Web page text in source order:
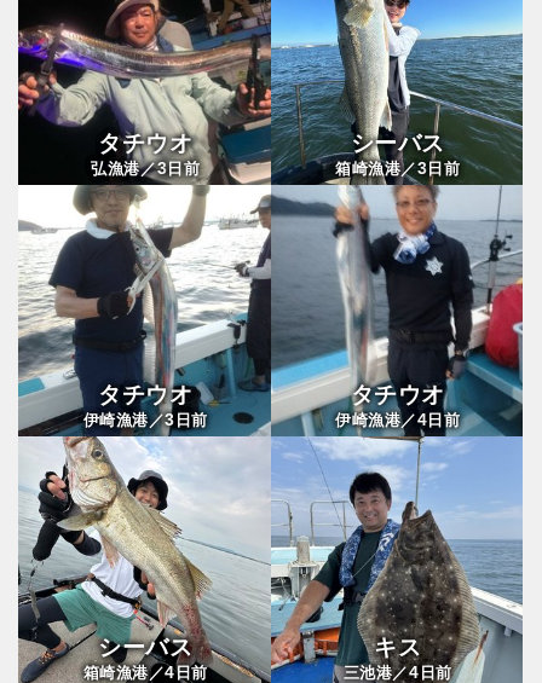
タチウオ
弘漁港／3日前
シーバス
箱崎漁港／3日前
タチウオ
伊崎漁港／3 日前
タチウオ
伊崎漁港／4 日前
シーバス
箱崎漁港／4日前
キス
三池港／4 日前